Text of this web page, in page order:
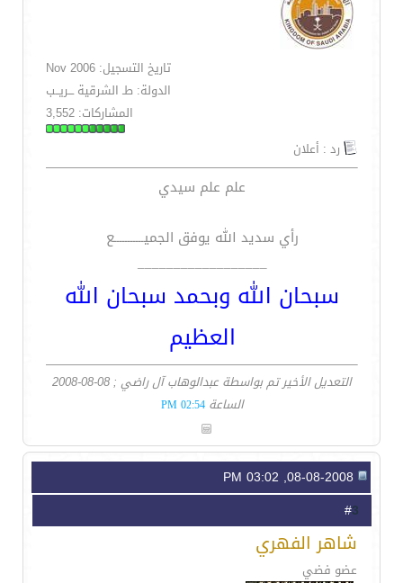
تاريخ التسجيل: Nov 2006
الدولة: طـ الشرقية ـــريــب
المشاركات: 3,552
رد : أعلان
علم علم سيدي
رأي سديد الله يوفق الجميـــــــــــع
__________________
سبحان الله وبحمد سبحان الله
العظيم
التعديل الأخير تم بواسطة عبدالوهاب آل راضي ; 08-08-2008
الساعة02:54 PM
3
شاهر الفهري
عضو فضي